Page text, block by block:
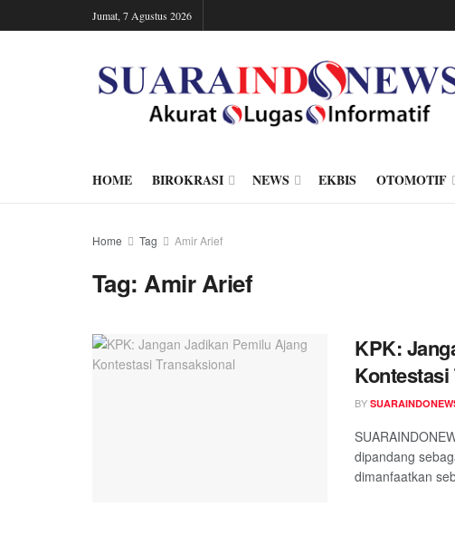
Jumat, 7 Agustus 2026
HOME BIROKRASI NEWS EKBIS OTOMOTIF
Home Tag Amir Arief
Tag:Amir Arief
KPK:
BY
dipandang
dimanfaatkan